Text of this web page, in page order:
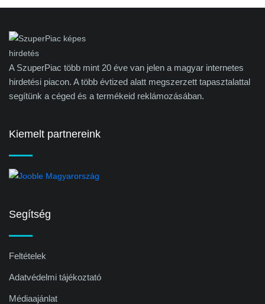
A SzuperPiac több mint 20 éve van jelen a magyar internetes
hirdetési piacon. A több évtized alatt megszerzett tapasztalattal
segítünk a céged és a termékeid reklámozásában.
Kiemelt partnereink
Segítség
Feltételek
Adatvédelmi tájékoztató
Médiaajánlat